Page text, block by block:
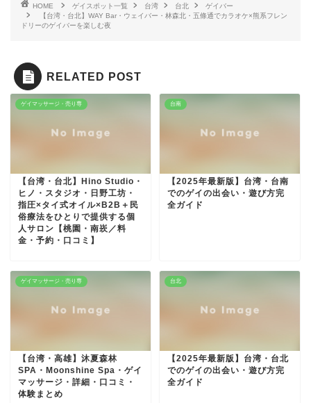
HOME ゲイスポット一覧 台湾 台北
ゲイバー
【台湾・台北】WAY Bar・ウェイバー・林森北・五條通でカラオケ×熊系フレン
ドリーのゲイバーを楽しむ夜
RELATED POST
ゲイマッサージ・売り専
【台湾・台北】Hino Studio・
ヒノ・スタジオ・日野工坊・
指圧×タイ式オイル×B2B＋民
俗療法をひとりで提供する個
人サロン【桃園・南崁／料
金・予約・口コミ】
台南
【2025年最新版】台湾・台南
でのゲイの出会い・遊び方完
全ガイド
ゲイマッサージ・売り専
【台湾・高雄】沐夏森林
SPA・Moonshine Spa・ゲイ
マッサージ・詳細・口コミ・
体験まとめ
台北
【2025年最新版】台湾・台北
でのゲイの出会い・遊び方完
全ガイド